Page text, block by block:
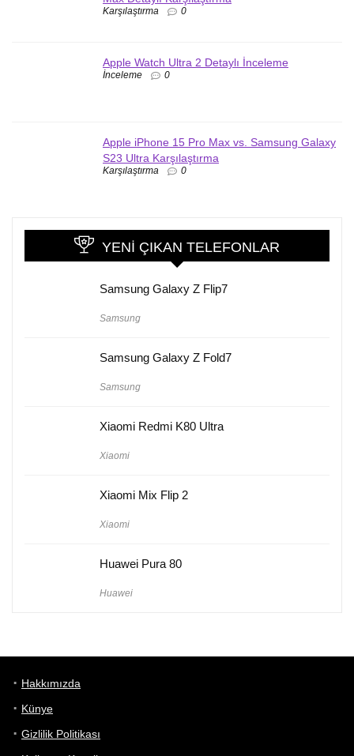
Karşılaştırma 0
Apple Watch Ultra 2 Detaylı İnceleme
İnceleme 0
Apple iPhone 15 Pro Max vs. Samsung Galaxy
S23 Ultra Karşılaştırma
Karşılaştırma 0
YENI ÇIKAN TELEFONLAR
Samsung Galaxy Z Flip7
Samsung
Samsung Galaxy Z Fold7
Samsung
Xiaomi Redmi K80 Ultra
Xiaomi
Xiaomi Mix Flip 2
Xiaomi
Huawei Pura 80
Huawei
Hakkımızda
Künye
Gizlilik Politikası